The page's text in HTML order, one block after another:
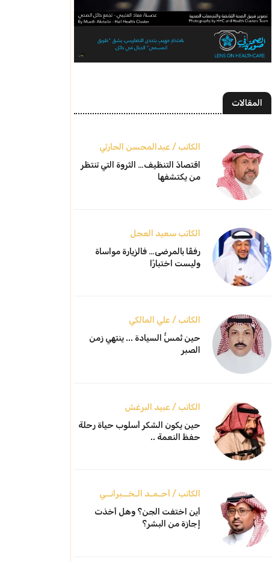
المقالات
الكاتب / عبدالمحسن الحارثي
اقتصادُ التنظيف… الثروة التي تنتظر
من يكتشفها
الكاتب سعيد العجل
رفقًا بالمرضى… فالزيارة مواساة
وليست اختبارًا
الكاتب / علي المالكي
حين تُمسُّ السيادة ... ينتهي زمن
الصبر
الكاتب / عبيد البرغش
حين يكون الشكر أسلوب حياة رحلة
حفظ النعمة ..
الكاتب / أحـمـد الـخــبرانــي
أين اختفت الجن؟ وهل أخذت
إجازة من البشر؟